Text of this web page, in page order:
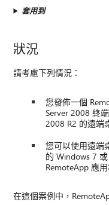
套用到
狀況
請考慮下列情況：
您發佈一個
Server 2008 終
2008 R2 的遠端
您可以使用遠端
的 Windows 7
RemoteApp 應
在這個案例中，